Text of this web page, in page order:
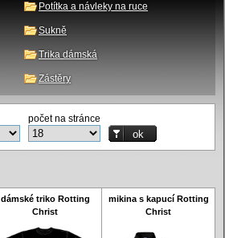
Potítka a návleky na ruce
Sukně
Trika dámská
Zástěry
počet na stránce
dámské triko Rotting
Christ
mikina s kapucí Rotting
Christ